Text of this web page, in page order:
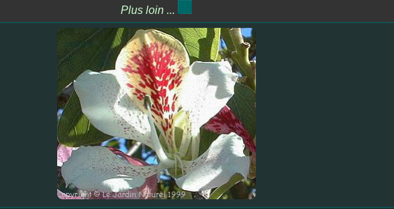
Plus loin ...